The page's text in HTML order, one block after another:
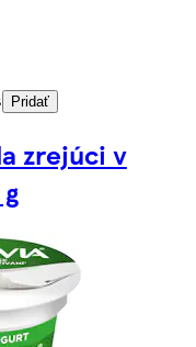
Pridať
zrejúci v